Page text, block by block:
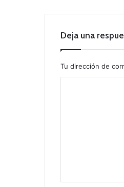
Deja una
Tu dirección de